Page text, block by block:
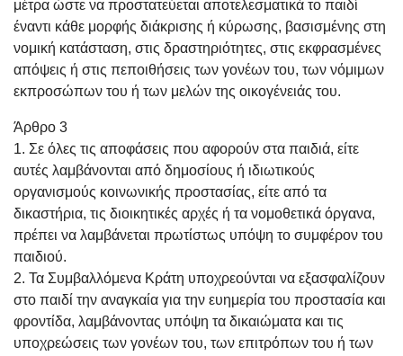
μέτρα ώστε να προστατεύεται αποτελεσματικά το παιδί
έναντι κάθε μορφής διάκρισης ή κύρωσης, βασισμένης στη
νομική κατάσταση, στις δραστηριότητες, στις εκφρασμένες
απόψεις ή στις πεποιθήσεις των γονέων του, των νόμιμων
εκπροσώπων του ή των μελών της οικογένειάς του.
Άρθρο 3
1. Σε όλες τις αποφάσεις που αφορούν στα παιδιά, είτε
αυτές λαμβάνονται από δημοσίους ή ιδιωτικούς
οργανισμούς κοινωνικής προστασίας, είτε από τα
δικαστήρια, τις διοικητικές αρχές ή τα νομοθετικά όργανα,
πρέπει να λαμβάνεται πρωτίστως υπόψη το συμφέρον του
παιδιού.
2. Τα Συμβαλλόμενα Κράτη υποχρεούνται να εξασφαλίζουν
στο παιδί την αναγκαία για την ευημερία του προστασία και
φροντίδα, λαμβάνοντας υπόψη τα δικαιώματα και τις
υποχρεώσεις των γονέων του, των επιτρόπων του ή των